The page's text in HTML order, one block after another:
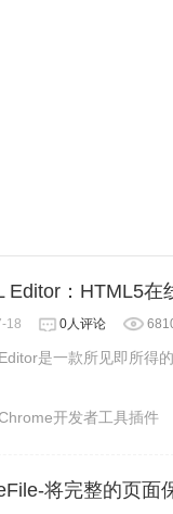
Editor：HTML5在
18 0人评论
是一款所见即所得
开发者工具插件
将完整的页面